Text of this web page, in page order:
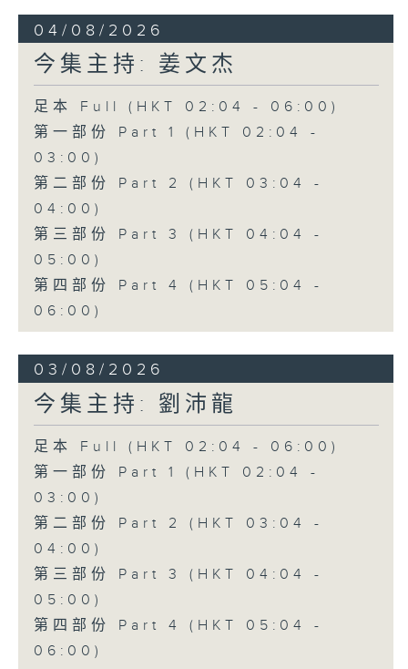
04/08/2026
今集主持: 姜文杰
足本 Full (HKT 02:04 - 06:00)
第一部份 Part 1 (HKT 02:04 -
03:00)
第二部份 Part 2 (HKT 03:04 -
04:00)
第三部份 Part 3 (HKT 04:04 -
05:00)
第四部份 Part 4 (HKT 05:04 -
06:00)
03/08/2026
今集主持: 劉沛龍
足本 Full (HKT 02:04 - 06:00)
第一部份 Part 1 (HKT 02:04 -
03:00)
第二部份 Part 2 (HKT 03:04 -
04:00)
第三部份 Part 3 (HKT 04:04 -
05:00)
第四部份 Part 4 (HKT 05:04 -
06:00)